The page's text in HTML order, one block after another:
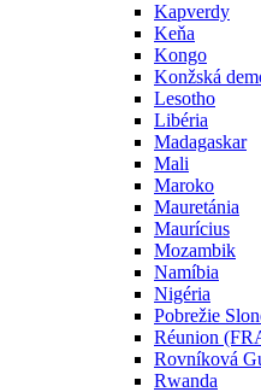
Kapverdy
Keňa
Kongo
Konžská
Lesotho
Libéria
Madagaskar
Mali
Maroko
Mauretánia
Maurícius
Mozambik
Namíbia
Nigéria
Pobrežie
Réunion
Rovníková
Rwanda